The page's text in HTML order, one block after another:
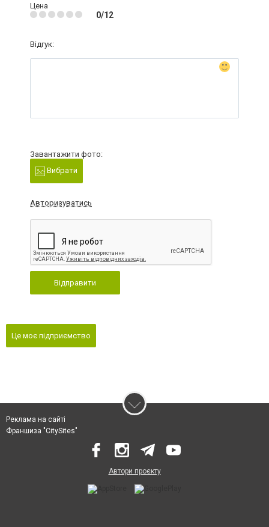
Цена
0/12
Відгук:
Завантажити фото:
Вибрати
Авторизуватись
Відправити
Це моє підприємство
Реклама на сайті
Франшиза "CitySites"
Автори проєкту